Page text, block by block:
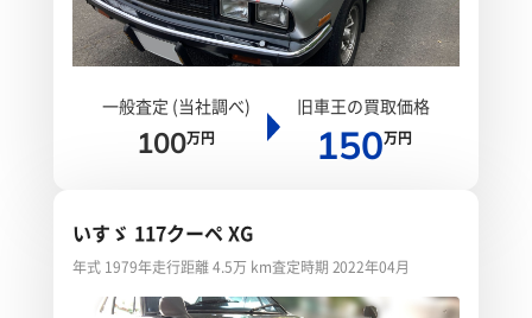
一般査定 (当社調べ)
100万円
旧車王の買取価格
150万円
いすゞ 117クーペ XG
年式 1979年走行距離 4.5万 km査定時期 2022年04月